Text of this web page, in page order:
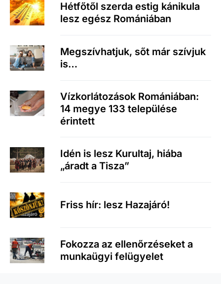
Hétfőtől szerda estig kánikula
lesz egész Romániában
Megszívhatjuk, sőt már szívjuk
is…
Vízkorlátozások Romániában:
14 megye 133 települése
érintett
Idén is lesz Kurultaj, hiába
„áradt a Tisza”
Friss hír: lesz Hazajáró!
Fokozza az ellenőrzéseket a
munkaügyi felügyelet